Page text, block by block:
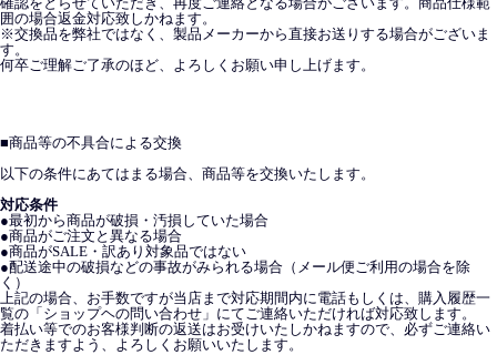
囲の場合返金対応致しかねます。
※交換品を弊社ではなく、製品メーカーから直接お送りする場合がございま
す。
何卒ご理解ご了承のほど、よろしくお願い申し上げます。
■商品等の不具合による交換
以下の条件にあてはまる場合、商品等を交換いたします。
対応条件
●最初から商品が破損・汚損していた場合
●商品がご注文と異なる場合
●商品がSALE・訳あり対象品ではない
●配送途中の破損などの事故がみられる場合（メール便ご利用の場合を除
く）
上記の場合、お手数ですが当店まで対応期間内に電話もしくは、購入履歴一
覧の「ショップヘの問い合わせ」にてご連絡いただければ対応致します。
着払い等でのお客様判断の返送はお受けいたしかねますので、必ずご連絡い
ただきますよう、よろしくお願いいたします。